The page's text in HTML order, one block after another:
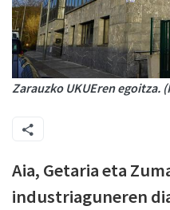
Zarauzko UKUEren egoitza.
Aia, Getaria eta
industriaguneren